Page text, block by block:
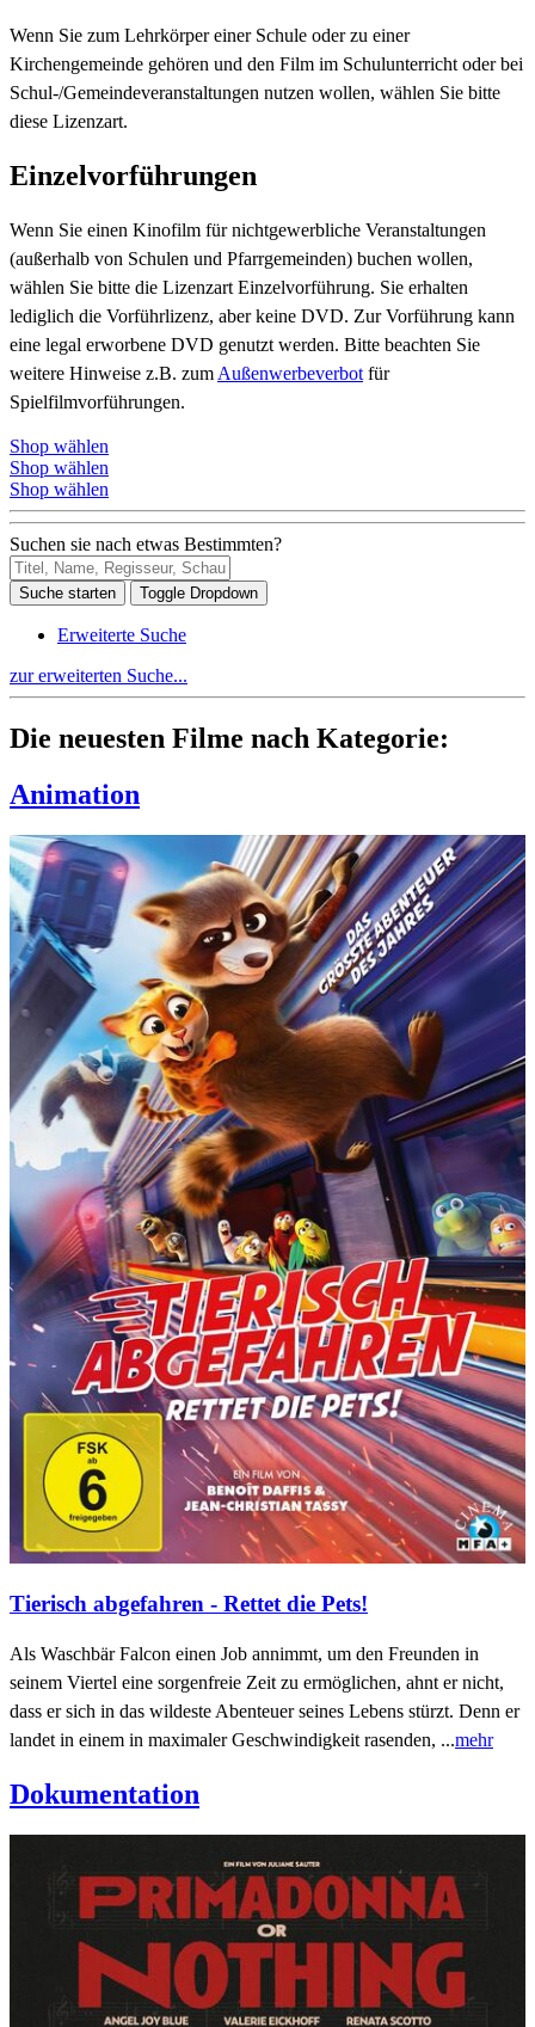
Wenn Sie zum Lehrkörper einer Schule oder zu einer
Kirchengemeinde gehören und den Film im Schulunterricht oder bei
Schul-/Gemeindeveranstaltungen nutzen wollen, wählen Sie bitte
diese Lizenzart.
Einzelvorführungen
Wenn Sie einen Kinofilm für nichtgewerbliche Veranstaltungen
(außerhalb von Schulen und Pfarrgemeinden) buchen wollen,
wählen Sie bitte die Lizenzart Einzelvorführung. Sie erhalten
lediglich die Vorführlizenz, aber keine DVD. Zur Vorführung kann
eine legal erworbene DVD genutzt werden. Bitte beachten Sie
weitere Hinweise z.B. zum Außenwerbeverbot für
Spielfilmvorführungen.
Shop wählen
Shop wählen
Shop wählen
Suchen sie nach etwas Bestimmten?
Suche starten Toggle Dropdown
Erweiterte Suche
zur erweiterten Suche...
Die neuesten Filme nach Kategorie:
Animation
Tierisch abgefahren - Rettet die Pets!
Als Waschbär Falcon einen Job annimmt, um den Freunden in
seinem Viertel eine sorgenfreie Zeit zu ermöglichen, ahnt er nicht,
dass er sich in das wildeste Abenteuer seines Lebens stürzt. Denn er
landet in einem in maximaler Geschwindigkeit rasenden, ...mehr
Dokumentation